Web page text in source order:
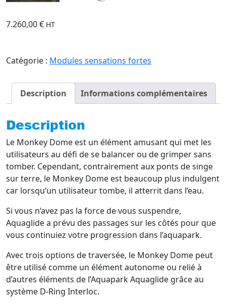
7.260,00€ HT
Catégorie : Modules sensations fortes
Description Informations complémentaires
Description
Le Monkey Dome est un élément amusant qui met les
utilisateurs au défi de se balancer ou de grimper sans
tomber. Cependant, contrairement aux ponts de singe
sur terre, le Monkey Dome est beaucoup plus indulgent
car lorsqu’un utilisateur tombe, il atterrit dans l’eau.
Si vous n’avez pas la force de vous suspendre,
Aquaglide a prévu des passages sur les côtés pour que
vous continuiez votre progression dans l’aquapark.
Avec trois options de traversée, le Monkey Dome peut
être utilisé comme un élément autonome ou relié à
d’autres éléments de l’Aquapark Aquaglide grâce au
système D-Ring Interloc.